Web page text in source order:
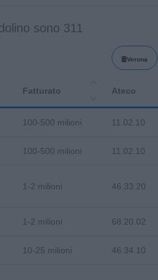
sono 311
Verona
Fatturato Ateco
100-500 milioni 11.02.10
100-500 milioni 11.02.10
1-2 milioni 46.33.20
1-2 milioni 68.20.02
10-25 milioni 46.34.10